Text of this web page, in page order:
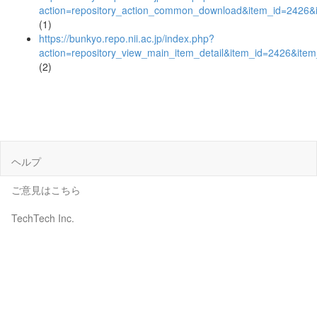
(1)
https://bunkyo.repo.nii.ac.jp/index.php?
(2)
ヘルプ
ご意見はこちら
TechTech Inc.